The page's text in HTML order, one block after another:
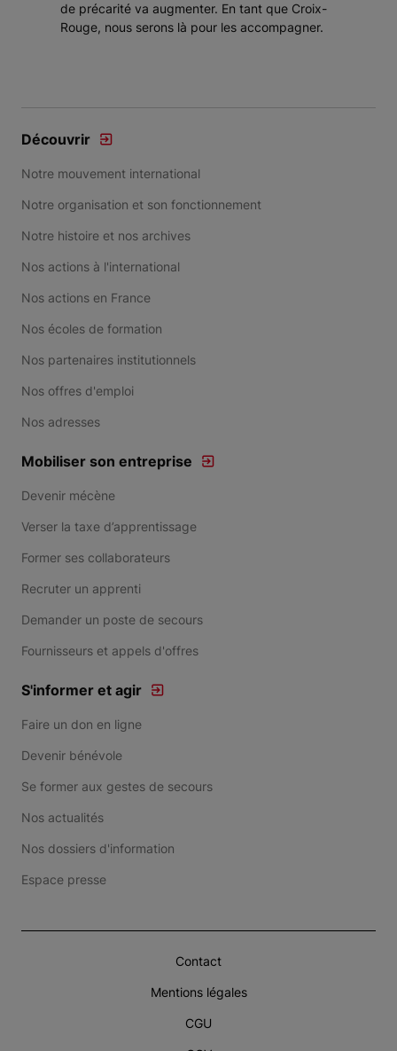
de précarité va augmenter. En tant que Croix-
Rouge, nous serons là pour les accompagner.
Découvrir
Notre mouvement international
Notre organisation et son fonctionnement
Notre histoire et nos archives
Nos actions à l'international
Nos actions en France
Nos écoles de formation
Nos partenaires institutionnels
Nos offres d'emploi
Nos adresses
Mobiliser son entreprise
Devenir mécène
Verser la taxe d’apprentissage
Former ses collaborateurs
Recruter un apprenti
Demander un poste de secours
Fournisseurs et appels d'offres
S'informer et agir
Faire un don en ligne
Devenir bénévole
Se former aux gestes de secours
Nos actualités
Nos dossiers d'information
Espace presse
Contact
Mentions légales
CGU